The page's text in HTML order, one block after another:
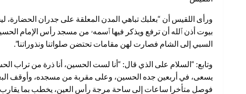
ورأى اللقيس أن “بعلبك تباهي المدن المعلقة على جدران الحضارة،
بيوت أذن ٱلله أن ترفع ويذكر فيها ٱسمهۥ من مسجد رأس الإمام
السبي إلى الشام فصارت لهن مقامات تحتضن صلواتنا ونذوراتنا”.
وتابع: “السلام على الذي قال: “أنا لست الحسين، أنا ذرة من تراب
يسعى، في أربعين جده الحسين، وعلى مقربة من مسجده، وأوقف
فوصل متأخرا ساعات إلى ساحة مرجة رأس العين، يخطب بما